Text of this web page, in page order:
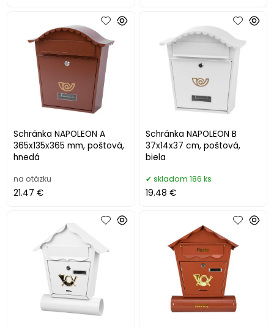
Schránka NAPOLEON A
365x135x365 mm, poštová,
hnedá
na otázku
21.47 €
Schránka NAPOLEON B
37x14x37 cm, poštová,
biela
skladom 186 ks
19.48 €